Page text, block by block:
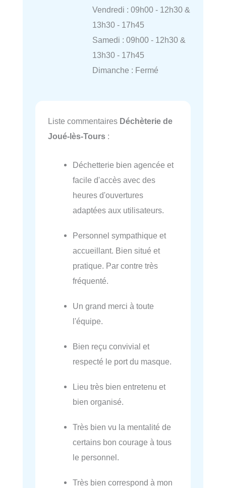
Vendredi : 09h00 - 12h30 &
13h30 - 17h45
Samedi : 09h00 - 12h30 &
13h30 - 17h45
Dimanche : Fermé
Liste commentaires Déchèterie de
Joué-lès-Tours :
Déchetterie bien agencée et
facile d'accès avec des
heures d'ouvertures
adaptées aux utilisateurs.
Personnel sympathique et
accueillant. Bien situé et
pratique. Par contre très
fréquenté.
Un grand merci à toute
l'équipe.
Bien reçu convivial et
respecté le port du masque.
Lieu très bien entretenu et
bien organisé.
Très bien vu la mentalité de
certains bon courage à tous
le personnel.
Très bien correspond à mon